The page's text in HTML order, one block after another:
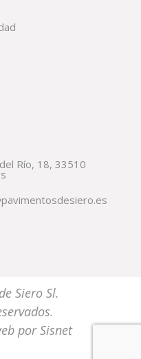
Río, 18, 33510
Siero Sl.
porSisnet